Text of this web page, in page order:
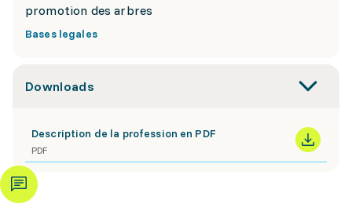
promotion des arbres
Bases legales
Downloads
Description de la profession en PDF
PDF